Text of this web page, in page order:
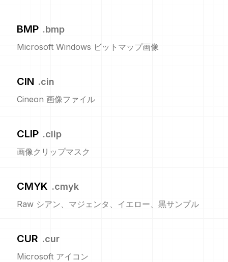
BMP .bmp
Microsoft Windows ビットマップ画像
CIN .cin
Cineon 画像ファイル
CLIP .clip
画像クリップマスク
CMYK .cmyk
Raw シアン、マジェンタ、イエロー、黒サンプル
CUR .cur
Microsoft アイコン